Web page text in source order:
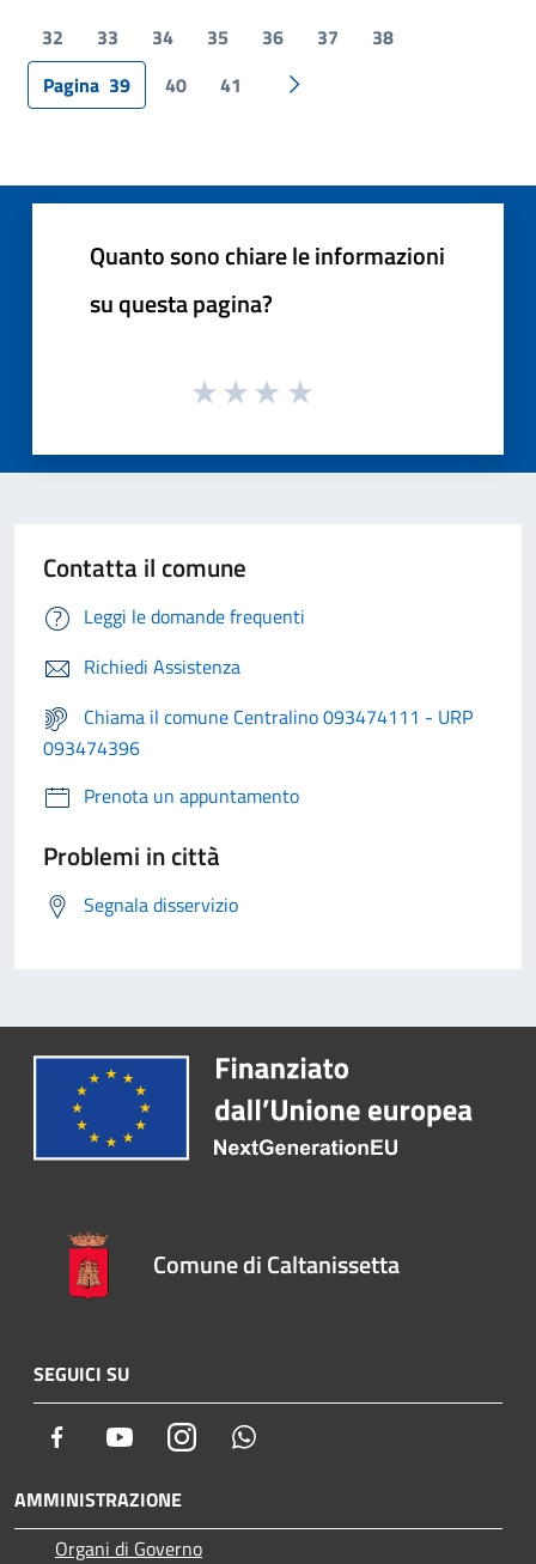
32
33 34 35 36 37
38
Pagina 39 40 41 Pagina successiva
Quanto sono chiare le informazioni
su questa pagina?
Contatta il comune
Leggi le domande frequenti
Richiedi Assistenza
Chiama il comune Centralino 093474111 - URP
093474396
Prenota un appuntamento
Problemi in città
Segnala disservizio
Comune di Caltanissetta
SEGUICI SU
Facebook YoutubeInstagram
AMMINISTRAZIONE
Organi di Governo